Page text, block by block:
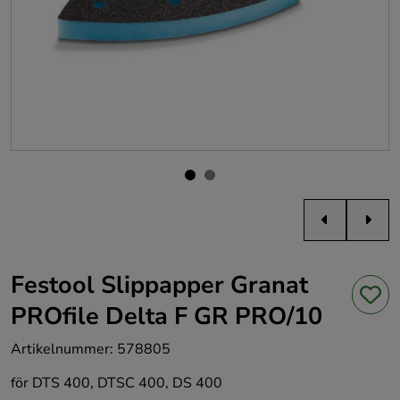
Festool Slippapper Granat
PROfile Delta F GR PRO/10
Artikelnummer: 578805
för DTS 400, DTSC 400, DS 400